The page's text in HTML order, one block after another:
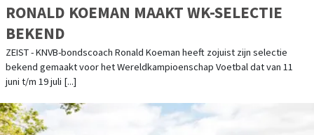
RONALD KOEMAN MAAKT WK-SELECTIE
BEKEND
ZEIST - KNVB-bondscoach Ronald Koeman heeft zojuist zijn selectie
bekend gemaakt voor het Wereldkampioenschap Voetbal dat van 11
juni t/m 19 juli [...]